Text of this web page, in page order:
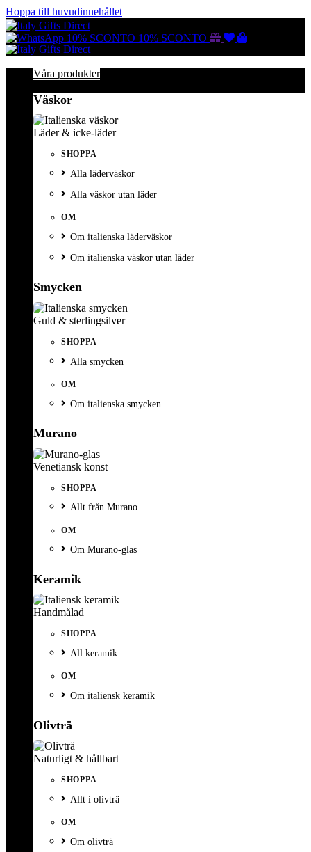
Hoppa till huvudinnehållet
10% SCONTO 10% SCONTO Gutscheine
Wunschliste
Warenkorb
Våra produkter
Väskor
Läder & icke-läder
SHOPPA
Alla läderväskor
Alla väskor utan läder
OM
Om italienska läderväskor
Om italienska väskor utan läder
Smycken
Guld & sterlingsilver
SHOPPA
Alla smycken
OM
Om italienska smycken
Murano
Venetiansk konst
SHOPPA
Allt från Murano
OM
Om Murano-glas
Keramik
Handmålad
SHOPPA
All keramik
OM
Om italiensk keramik
Olivträ
Naturligt & hållbart
SHOPPA
Allt i olivträ
OM
Om olivträ